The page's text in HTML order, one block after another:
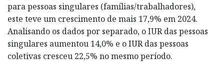
para pessoas singulares (famílias/trabalhadores),
este teve um crescimento de mais 17,9% em 2024.
Analisando os dados por separado, o IUR das pessoas
singulares aumentou 14,0% e o IUR das pessoas
coletivas cresceu 22,5% no mesmo período.